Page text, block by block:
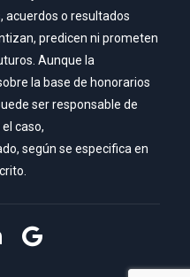
acuerdos o resultados
predicen ni prometen
Aunque la
la base de honorarios
ser responsable de
caso,
según se especifica en
YouTube
Link to LinkedIn
Link to Google